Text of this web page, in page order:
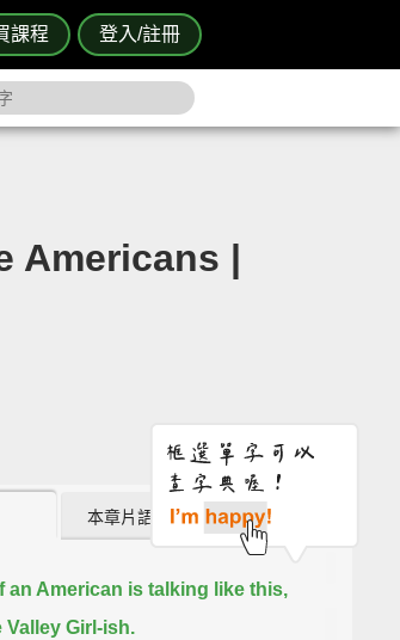
課程 登入/註冊
Americans |
本章片語 (0)
an American is talking like this,
Valley Girl-ish.